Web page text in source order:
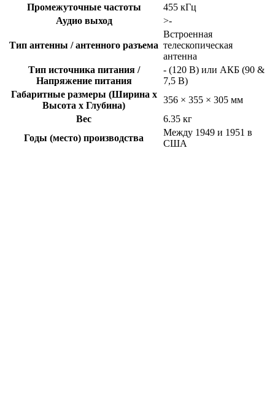
Промежуточные частоты
455 кГц
Аудио выход
>-
Тип антенны / антенного разъема
Встроенная
телескопическая
антенна
Тип источника питания /
Напряжение питания
- (120 В) или АКБ (90 &
7,5 В)
Габаритные размеры (Ширина x
Высота x Глубина)
356 × 355 × 305 мм
Вес
6.35 кг
Годы (место) производства
Между 1949 и 1951 в
США